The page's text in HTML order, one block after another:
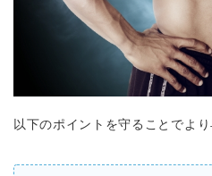
以下のポイントを守ることでよ